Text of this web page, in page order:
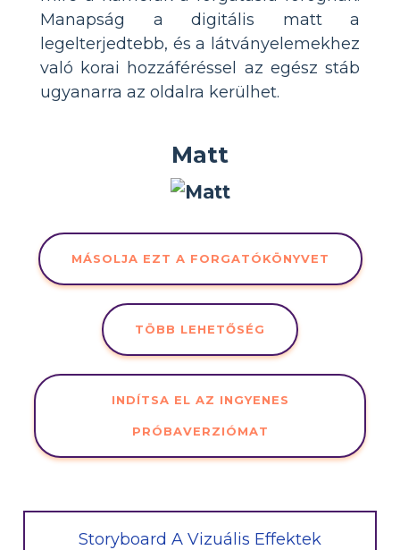
Manapság a digitális matt a
legelterjedtebb, és a látványelemekhez
való korai hozzáféréssel az egész stáb
ugyanarra az oldalra kerülhet.
Matt
MÁSOLJA EZT A FORGATÓKÖNYVET
TÖBB LEHETŐSÉG
INDÍTSA EL AZ INGYENES
PRÓBAVERZIÓMAT
Storyboard A Vizuális Effektek